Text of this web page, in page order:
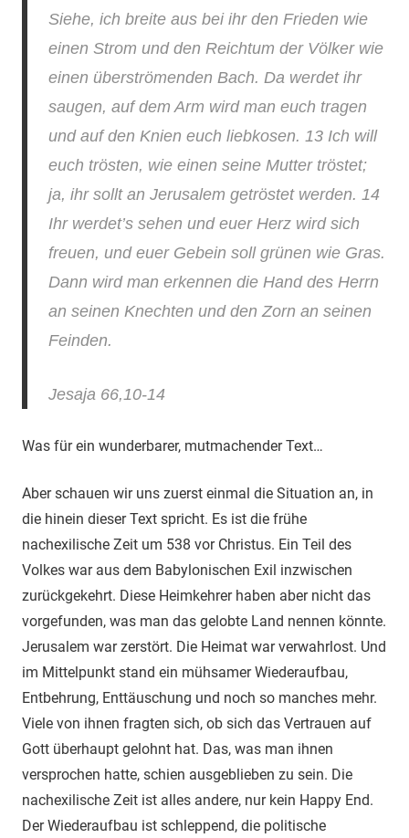
Siehe, ich breite aus bei ihr den Frieden wie
einen Strom und den Reichtum der Völker wie
einen überströmenden Bach. Da werdet ihr
saugen, auf dem Arm wird man euch tragen
und auf den Knien euch liebkosen. 13 Ich will
euch trösten, wie einen seine Mutter tröstet;
ja, ihr sollt an Jerusalem getröstet werden. 14
Ihr werdet’s sehen und euer Herz wird sich
freuen, und euer Gebein soll grünen wie Gras.
Dann wird man erkennen die Hand des Herrn
an seinen Knechten und den Zorn an seinen
Feinden.
Jesaja 66,10-14
Was für ein wunderbarer, mutmachender Text…
Aber schauen wir uns zuerst einmal die Situation an, in
die hinein dieser Text spricht. Es ist die frühe
nachexilische Zeit um 538 vor Christus. Ein Teil des
Volkes war aus dem Babylonischen Exil inzwischen
zurückgekehrt. Diese Heimkehrer haben aber nicht das
vorgefunden, was man das gelobte Land nennen könnte.
Jerusalem war zerstört. Die Heimat war verwahrlost. Und
im Mittelpunkt stand ein mühsamer Wiederaufbau,
Entbehrung, Enttäuschung und noch so manches mehr.
Viele von ihnen fragten sich, ob sich das Vertrauen auf
Gott überhaupt gelohnt hat. Das, was man ihnen
versprochen hatte, schien ausgeblieben zu sein. Die
nachexilische Zeit ist alles andere, nur kein Happy End.
Der Wiederaufbau ist schleppend, die politische